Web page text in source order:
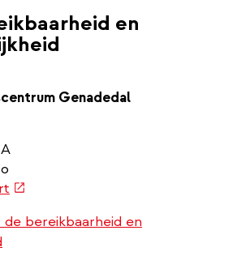
en
Genadedal
(externe
bereikbaarheid en